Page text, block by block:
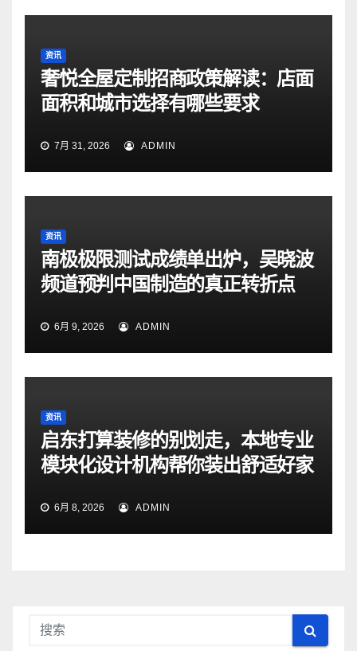
资讯
奢悦全屋定制招商政策解读：店面
面积和城市选择有哪些要求
7月 31, 2026 ADMIN
资讯
南极极限测试成绩单出炉，吴晓波
频道预判中国制造的真正转折点
6月 9, 2026 ADMIN
资讯
启东打算装修的别划走，本地专业
模块化设计机构帮你装出舒适好家
6月 8, 2026 ADMIN